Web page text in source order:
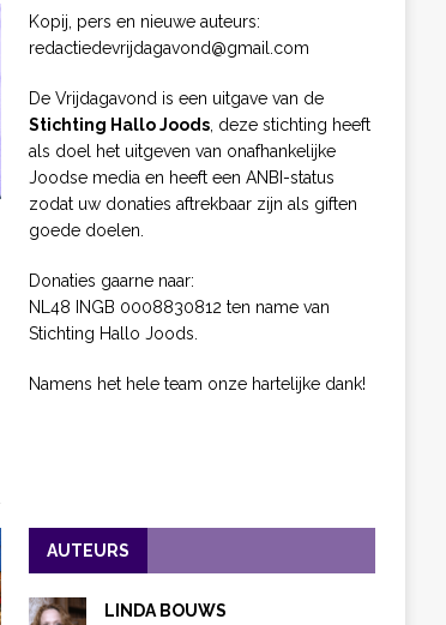
Kopij, pers en nieuwe auteurs:
redactiedevrijdagavond@gmail.com
De Vrijdagavond is een uitgave van de
Stichting Hallo Joods, deze stichting heeft
als doel het uitgeven van onafhankelijke
Joodse media en heeft een ANBI-status
zodat uw donaties aftrekbaar zijn als giften
goede doelen.
Donaties gaarne naar:
NL48 INGB 0008830812 ten name van
Stichting Hallo Joods.
Namens het hele team onze hartelijke dank!
AUTEURS
LINDA BOUWS